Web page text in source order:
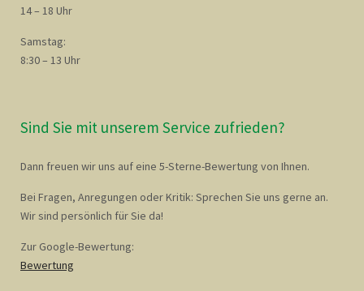
14 – 18 Uhr
Samstag:
8:30 – 13 Uhr
Sind Sie mit unserem Service zufrieden?
Dann freuen wir uns auf eine 5-Sterne-Bewertung von Ihnen.
Bei Fragen, Anregungen oder Kritik: Sprechen Sie uns gerne an.
Wir sind persönlich für Sie da!
Zur Google-Bewertung:
Bewertung